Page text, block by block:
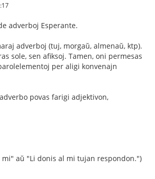
adverboj Esperante.
adverboj (tuj, morgaŭ, almenaŭ, ktp).
sole, sen afiksoj. Tamen, oni permesas
per aligi konvenajn
povas farigi adjektivon,
aŭ "Li donis al mi tujan respondon.")